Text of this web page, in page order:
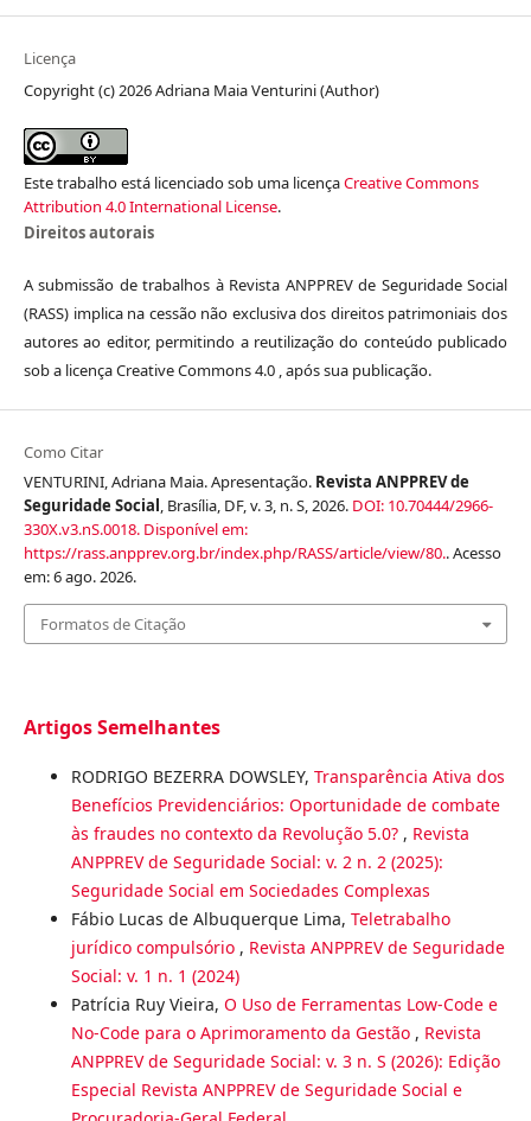
Licença
Copyright (c) 2026 Adriana Maia Venturini (Author)
Este trabalho está licenciado sob uma licençaCreative Commons
Attribution 4.0 International License.
Direitos autorais
A submissão de trabalhos à Revista ANPPREV de Seguridade Social
(RASS) implica na cessão não exclusiva dos direitos patrimoniais dos
autores ao editor, permitindo a reutilização do conteúdo publicado
sob a licença Creative Commons 4.0 , após sua publicação.
Como Citar
VENTURINI, Adriana Maia. Apresentação. Revista ANPPREV de
Seguridade Social , Brasília, DF, v. 3, n. S, 2026. DOI: 10.70444/2966-
330X.v3.nS.0018.Disponível em:
https://rass.anpprev.org.br/index.php/RASS/article/view/80.. Acesso
em: 6 ago. 2026.
Formatos de Citação
Artigos Semelhantes
RODRIGO BEZERRA DOWSLEY, Transparência Ativa dos
Benefícios Previdenciários: Oportunidade de combate
às fraudes no contexto da Revolução 5.0? , Revista
ANPPREV de Seguridade Social: v. 2 n. 2 (2025):
Seguridade Social em Sociedades Complexas
Fábio Lucas de Albuquerque Lima, Teletrabalho
jurídico compulsório , Revista ANPPREV de Seguridade
Social: v. 1 n. 1 (2024)
Patrícia Ruy Vieira, O Uso de Ferramentas Low-Code e
No-Code para o Aprimoramento da Gestão , Revista
ANPPREV de Seguridade Social: v. 3 n. S (2026): Edição
Especial Revista ANPPREV de Seguridade Social e